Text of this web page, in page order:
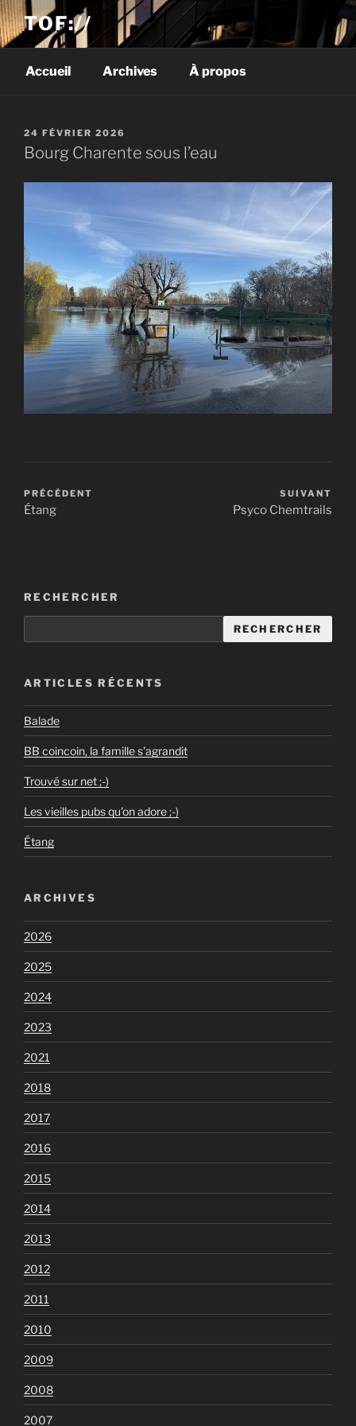
TOF://
Accueil Archives À propos
PUBLIÉ
LE
24 FÉVRIER 2026
Bourg Charente sous l’eau
PRÉCÉDENT
Étang
SUIVANT
Psyco Chemtrails
RECHERCHER
RECHERCHER
ARTICLES RÉCENTS
Balade
BB coincoin, la famille s’agrandit
Trouvé sur net ;-)
Les vieilles pubs qu'on adore ;-)
Étang
ARCHIVES
2026
2025
2024
2023
2021
2018
2017
2016
2015
2014
2013
2012
2011
2010
2009
2008
2007